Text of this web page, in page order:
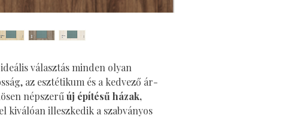
ideális választás minden olyan
az esztétikum és a kedvező ár-
népszerűúj építésű házak,
kiválóan illeszkedik a szabványos